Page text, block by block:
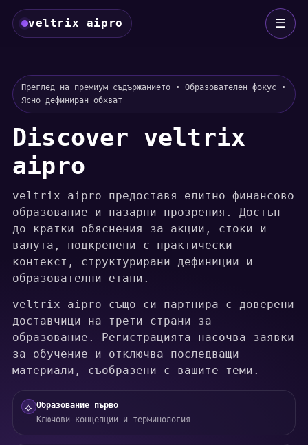
veltrix aipro ☰
Преглед на премиум съдържанието • Образователен фокус •
Ясно дефиниран обхват
Discover veltrix
aipro
veltrix aipro предоставя елитно финансово
образование и пазарни прозрения. Достъп
до кратки обяснения за акции, стоки и
валута, подкрепени с практически
контекст, структурирани дефиниции и
образователни етапи.
veltrix aipro също си партнира с доверени
доставчици на трети страни за
образование. Регистрацията насочва заявки
за обучение и отключва последващи
материали, съобразени с вашите теми.
⟡ Образование първо
Ключови концепции и терминология